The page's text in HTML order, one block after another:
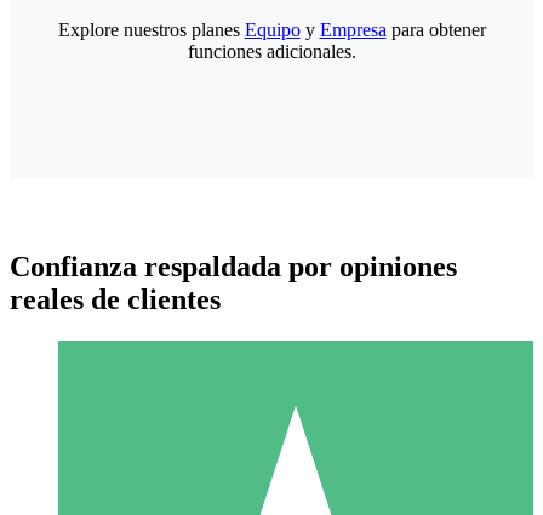
Paquetes de Créditos Individuales
Explore nuestros planes Equipoy Empresa para obtener
funciones adicionales.
Confianza respaldada por opiniones
reales de clientes